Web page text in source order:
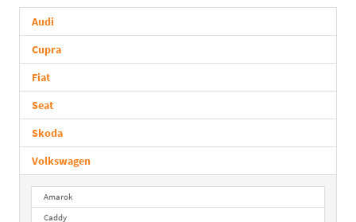
Audi
Cupra
Fiat
Seat
Skoda
Volkswagen
Amarok
Caddy